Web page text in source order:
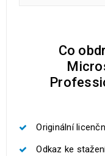
Co
Originální
Odkaz ke